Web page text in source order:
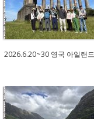
2026.6.20~30 영국 아일랜